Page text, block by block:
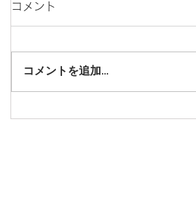
コメント
コメントを追加…